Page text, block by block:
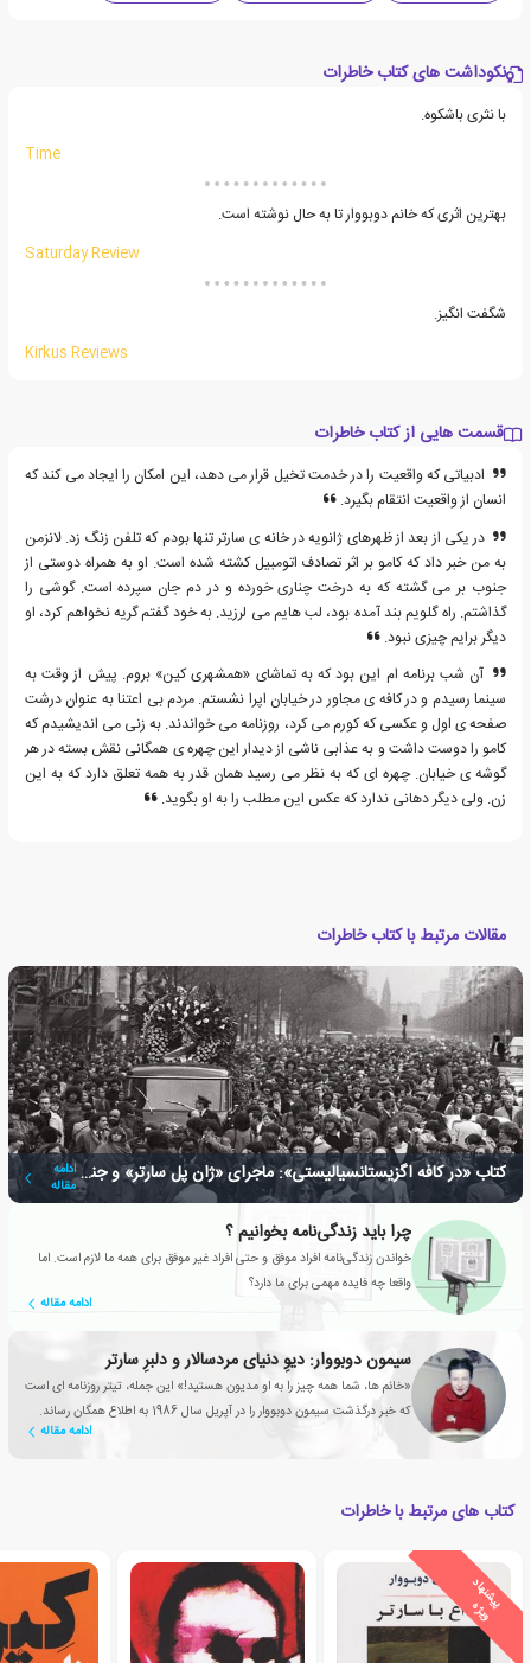
نکوداشت های کتاب خاطرات
با نثری باشکوه.
Time
بهترین اثری که خانم دوبووار تا به حال نوشته است.
Saturday Review
شگفت انگیز.
Kirkus Reviews
قسمت هایی از کتاب خاطرات
ادبیاتی که واقعیت را در خدمت تخیل قرار می دهد، این امکان را ایجاد می کند که
انسان از واقعیت انتقام بگیرد.
در یکی از بعد از ظهرهای ژانویه در خانه ی سارتر تنها بودم که تلفن زنگ زد. لانزمن
به من خبر داد که کامو بر اثر تصادف اتومبیل کشته شده است. او به همراه دوستی از
جنوب بر می گشته که به درخت چناری خورده و در دم جان سپرده است. گوشی را
گذاشتم. راه گلویم بند آمده بود، لب هایم می لرزید. به خود گفتم گریه نخواهم کرد، او
دیگر برایم چیزی نبود.
آن شب برنامه ام این بود که به تماشای «همشهری کین» بروم. پیش از وقت به
سینما رسیدم و در کافه ی مجاور در خیابان اپرا نشستم. مردم بی اعتنا به عنوان درشت
صفحه ی اول و عکسی که کورم می کرد، روزنامه می خواندند. به زنی می اندیشیدم که
کامو را دوست داشت و به عذابی ناشی از دیدار این چهره ی همگانی نقش بسته در هر
گوشه ی خیابان. چهره ای که به نظر می رسید همان قدر به همه تعلق دارد که به این
زن. ولی دیگر دهانی ندارد که عکس این مطلب را به او بگوید.
مقالات مرتبط با کتاب خاطرات
کتاب «در کافه اگزیستانسیالیستی»: ماجرای «ژان پل سارتر» و جنبش جدید او ادامه
مقاله
چرا باید زندگی‌نامه بخوانیم ؟
خواندن زندگی‌نامه افراد موفق و حتی افراد غیر موفق برای همه ما لازم است. اما
واقعا چه فایده مهمی برای ما دارد؟
ادامه مقاله
سیمون دوبووار: دیوِ دنیای مردسالار و دلبرِ سارتر
«خانم ها، شما همه چیز را به او مدیون هستید!» این جمله، تیتر روزنامه ای است
که خبر درگذشت سیمون دوبووار را در آپریل سال 1986 به اطلاع همگان رساند.
ادامه مقاله
کتاب های مرتبط با خاطرات
پ
ی
ش
ن
ه
ا
د
و
ی
ژ
ه